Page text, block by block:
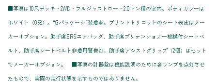
■写真は10尺デッキ・2WD・フルジャストロー・2.0トン積の室内。ボディカラーは
ホワイト〈058〉。“Gパッケージ”装着車。プリントトリコットのシート表皮はメー
カーオプション。助手席SRSエアバッグ、助手席プリテンショナー機構付シートベ
ルト、助手席シートベルト非着用警告灯、助手席アシストグリップ（2個）はセット
でメーカーオプション。 ■写真の計器盤は機能説明のために各ランプを点灯させ
たもので、実際の走行状態を示すものではありません。